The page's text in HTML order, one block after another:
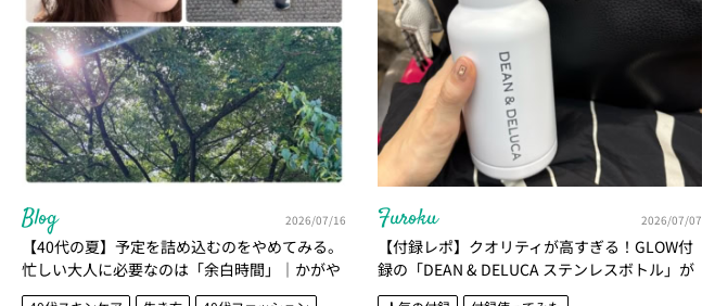
Blog 2026/07/16
【40代の夏】予定を詰め込むのをやめてみる。
忙しい大人に必要なのは「余白時間」｜かがや
き隊 北澤亜由美
Furoku 2026/07/07
【付録レポ】クオリティが高すぎる！GLOW付
録の「DEAN & DELUCA ステンレスボトル」が
かなり使えます｜かがやき隊 北澤亜由美